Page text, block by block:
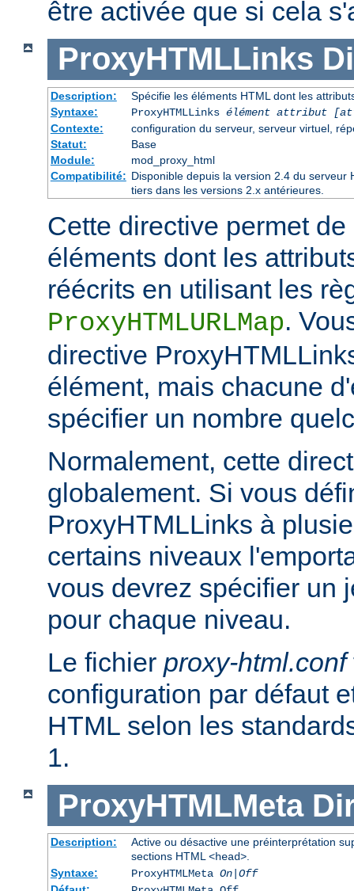
être activée que si cela
ProxyHTMLLinks
Description:
Spécifie les éléments HTML dont les
Syntaxe:
ProxyHTMLLinks élément attribut
Contexte:
configuration du serveur, serveur virtuel,
Statut:
Base
Module:
mod_proxy_html
Compatibilité: Disponible depuis la version 2.4 du serveur
tiers dans les versions 2.x antérieures.
Cette directive permet
éléments dont les
réécrits en utilisant les
ProxyHTMLURLMap.
directive
élément, mais chacune
spécifier un nombre
Normalement, cette
globalement. Si vous
ProxyHTMLLinks à
certains niveaux
vous devrez spécifier un
pour chaque niveau.
Le fichier proxy-html.conf
configuration par défaut
HTML selon les
1.
ProxyHTMLMeta
Description:
Active ou désactive une préinterprétation
sections HTML<head>.
Syntaxe:
ProxyHTMLMeta On|Off